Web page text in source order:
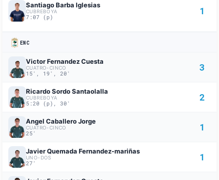
Santiago Barba Iglesias
CUBREBOYA
7:07 (p)
1
ENC
Victor Fernandez Cuesta
CUATRO-CINCO
15', 19', 20'
3
Ricardo Sordo Santaolalla
CUBREBOYA
5:20 (p), 30'
2
Angel Caballero Jorge
CUATRO-CINCO
25'
1
Javier Quemada Fernandez-mariñas
UNO-DOS
27'
1